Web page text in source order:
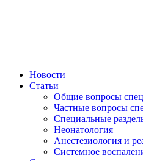
Новости
Статьи
Общие вопросы
Частные вопросы
Специальные
Неонатология
Анестезиология и
Системное